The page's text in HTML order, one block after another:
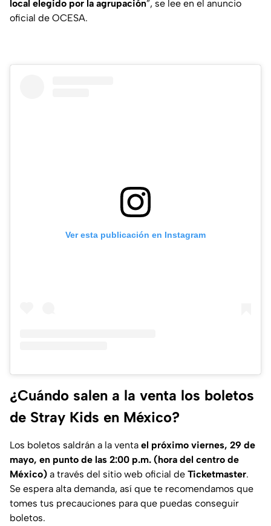
local elegido por la agrupación”, se lee en el anuncio
oficial de OCESA.
Ver esta publicación en Instagram
¿Cuándo salen a la venta los boletos
de Stray Kids en México?
Los boletos saldrán a la venta el próximo viernes, 29 de
mayo, en punto de las 2:00 p.m. (hora del centro de
México) a través del sitio web oficial de Ticketmaster.
Se espera alta demanda, así que te recomendamos que
tomes tus precauciones para que puedas conseguir
boletos.